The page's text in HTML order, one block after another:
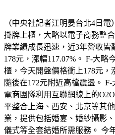
（中央社記者江明晏台北4日
掛牌上櫃，大略以電子商務整
牌業績成長迅速，近3年營收皆
178元，漲幅117.07%。 F-大略
櫃，今天開盤價格衝上178元，
隨後在172元附近高檔震盪。
電商團隊利用互聯網線上的
平整合上海、西安、北京等其
業，提供包括婚宴、婚紗攝影
儀式等全套結婚所需服務。 今